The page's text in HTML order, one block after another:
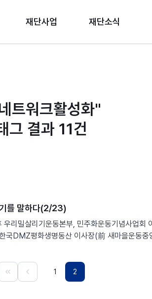
재단사업 재단소식
트워크활성화"
그 결과 11건
를 말하다(2/23)
리밀살리기운동본부, 민주화운동기념사업회
국DMZ평화생명동산 이사장(前 새마을운동
심과 참여 부탁드립니다. ㅇ 일시: 2024년 2월 23일 (금) 09:3
환, 기후위기를 말하다 ㅇ 발제: 정성헌 (사)한
1 2